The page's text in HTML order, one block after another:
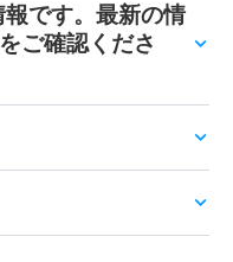
です。最新の情
ご確認くださ